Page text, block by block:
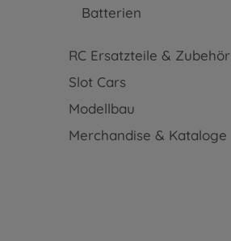
Batterien
RC Ersatzteile & Zubehör
Slot Cars
Modellbau
Merchandise & Kataloge